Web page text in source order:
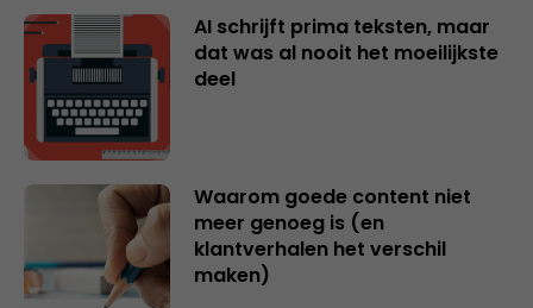
AI schrijft prima teksten, maar
dat was al nooit het moeilijkste
deel
Waarom goede content niet
meer genoeg is (en
klantverhalen het verschil
maken)